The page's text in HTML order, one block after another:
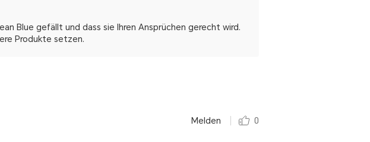
Blue gefällt und dass sie Ihren Ansprüchen gerecht wird.
Produkte setzen.
Melden 0